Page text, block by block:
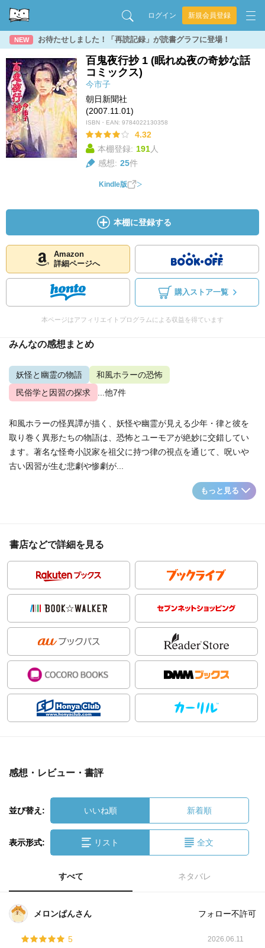
ログイン 新規会員登録
NEW お待たせしました！「再読記録」が読書グラフに登場！
百鬼夜行抄 1 (眠れぬ夜の奇妙な話
コミックス)
今市子
朝日新聞社
(2007.11.01)
ISBN・EAN: 9784022130358
4.32
本棚登録: 191人
感想: 25件
Kindle版
本棚に登録する
Amazon
詳細ページへ
購入ストア一覧
本ページはアフィリエイトプログラムによる収益を得ています
みんなの感想まとめ
妖怪と幽霊の物語
和風ホラーの恐怖
民俗学と因習の探求
...他7件
和風ホラーの怪異譚が描く、妖怪や幽霊が見える少年・律と彼を
取り巻く異形たちの物語は、恐怖とユーモアが絶妙に交錯してい
ます。著名な怪奇小説家を祖父に持つ律の視点を通じて、呪いや
古い因習が生む悲劇や惨劇が...
もっと見る
書店などで詳細を見る
感想・レビュー・書評
並び替え: いいね順 新着順
表示形式: リスト 全文
すべて ネタバレ
メロンぱんさん フォロー不許可
5 2026.06.11